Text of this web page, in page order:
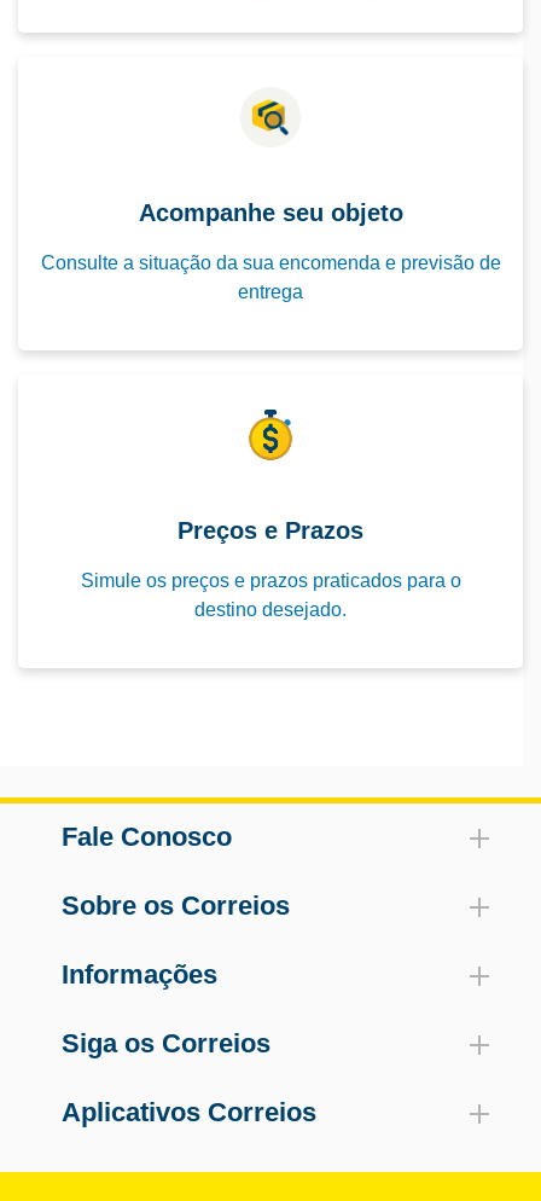
Acompanhe seu objeto
Consulte a situação da sua encomenda e previsão de
entrega
Preços e Prazos
Simule os preços e prazos praticados para o
destino desejado.
Fale Conosco
Sobre os Correios
Informações
Siga os Correios
Aplicativos Correios